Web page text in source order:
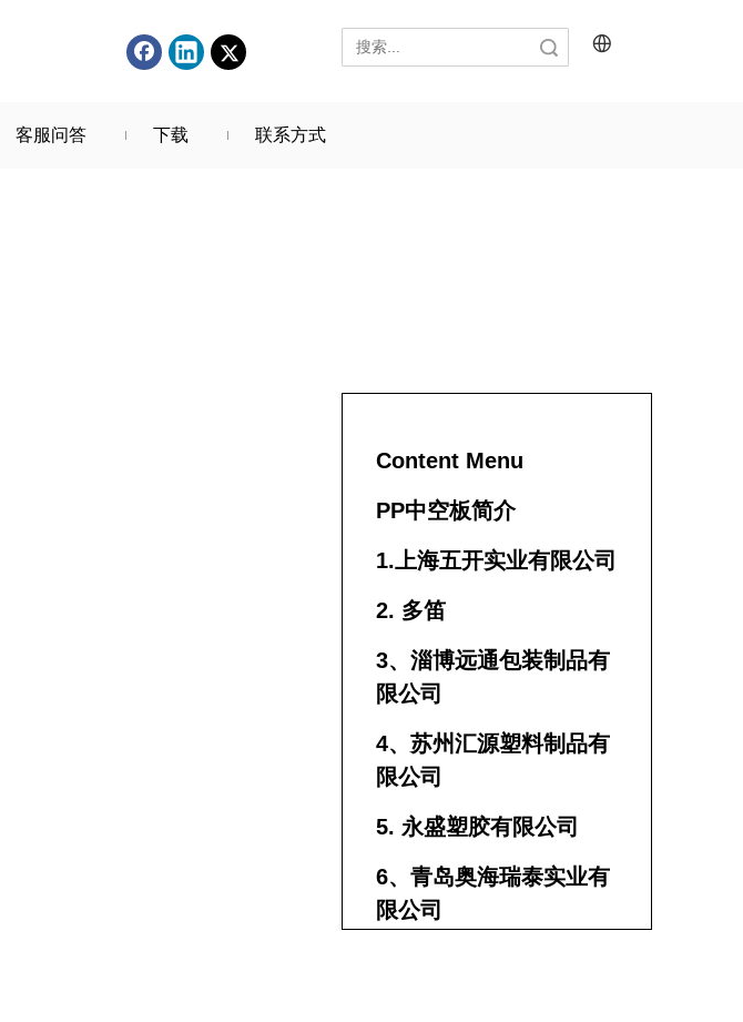
客服问答 下载 联系方式
Content Menu
PP中空板简介
1.上海五开实业有限公司
2. 多笛
3、淄博远通包装制品有
限公司
4、苏州汇源塑料制品有
限公司
5. 永盛塑胶有限公司
6、青岛奥海瑞泰实业有
限公司